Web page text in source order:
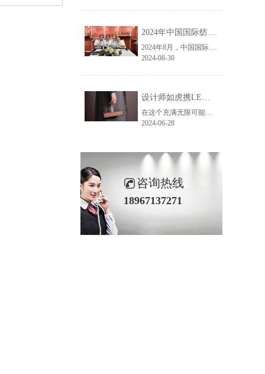
2024年中国国际纺织面料及辅料（秋冬）博览会完美收官！——华恩
2024年8月，中国国际纺织面料及辅料（秋冬）博览会完美收官！作为一家拥有30年历史的专业衣架制造商，我们非常荣幸能够参与这一盛会，并在此期间与众多客户进行了广泛而深入的交流。
2024-08-30
设计师如虎携LEMONLEE红雪松礼盒荣获第六届未来·已来香港新锐当代设计奖铜奖
在这个充满无限可能的2024年夏季，LEMONLEE品牌设计师如虎以其非凡的创意与对自然的深刻理解，精心打造的红雪松木球礼盒，在“2024未来·已来——第六届香港新锐当代设计奖”中摘得铜奖。这不仅是对设计师如虎原创设计能力的嘉奖，更是对LEMONLEE品牌的高度认可。
2024-06-28
咨询热线
18967137271